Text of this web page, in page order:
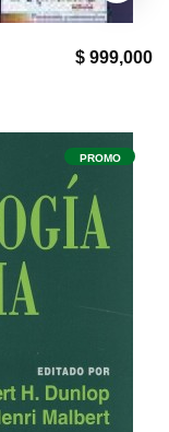
$ 999,000
PROMO